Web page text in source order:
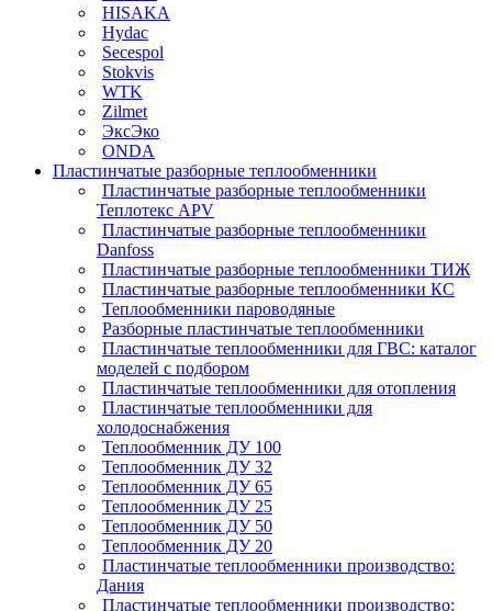
HISAKA
Hydac
Secespol
Stokvis
WTK
Zilmet
ЭксЭко
ONDA
Пластинчатые разборные теплообменники
Пластинчатые разборные теплообменники
Теплотекс APV
Пластинчатые разборные теплообменники
Danfoss
Пластинчатые разборные теплообменники ТИЖ
Пластинчатые разборные теплообменники КC
Теплообменники пароводяные
Разборные пластинчатые теплообменники
Пластинчатые теплообменники для ГВС: каталог
моделей с подбором
Пластинчатые теплообменники для отопления
Пластинчатые теплообменники для
холодоснабжения
Теплообменник ДУ 100
Теплообменник ДУ 32
Теплообменник ДУ 65
Теплообменник ДУ 25
Теплообменник ДУ 50
Теплообменник ДУ 20
Пластинчатые теплообменники производство:
Дания
Пластинчатые теплообменники производство: